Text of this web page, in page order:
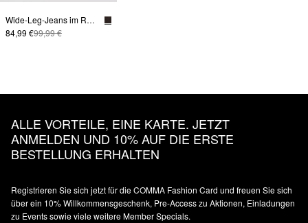
Wide-Leg-Jeans im Relaxed Fit
84,99 €99,99 €
ALLE VORTEILE, EINE KARTE. JETZT
ANMELDEN UND 10% AUF DIE ERSTE
BESTELLUNG ERHALTEN
Registrieren Sie sich jetzt für die COMMA Fashion Card und freuen Sie sich
über ein 10% Willkommensgeschenk, Pre-Access zu Aktionen, Einladungen
zu Events sowie viele weitere Member Specials.